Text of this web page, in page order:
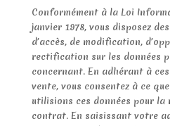
Conformément à la Loi
janvier 1978, vous disposez
d’accès, de modification,
rectification sur les données
concernant. En adhérant à
vente, vous consentez à ce
utilisions ces données pour
contrat. En saisissant votre